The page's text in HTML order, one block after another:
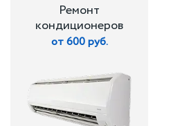
Ремонт
кондиционеров
от 600 руб.